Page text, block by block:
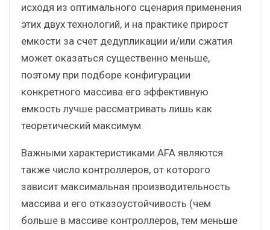
исходя из оптимального сценария применения
этих двух технологий, и на практике прирост
емкости за счет дедупликации и/или сжатия
может оказаться существенно меньше,
поэтому при подборе конфигурации
конкретного массива его эффективную
емкость лучше рассматривать лишь как
теоретический максимум.
Важными характеристиками AFA являются
также число контроллеров, от которого
зависит максимальная производительность
массива и его отказоустойчивость (чем
больше в массиве контроллеров, тем меньше